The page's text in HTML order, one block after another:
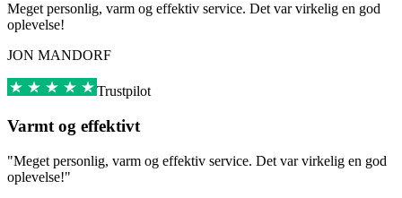
Meget personlig, varm og effektiv service. Det var virkelig en god
oplevelse!
JON MANDORF
Trustpilot
Varmt og effektivt
"Meget personlig, varm og effektiv service. Det var virkelig en god
oplevelse!"